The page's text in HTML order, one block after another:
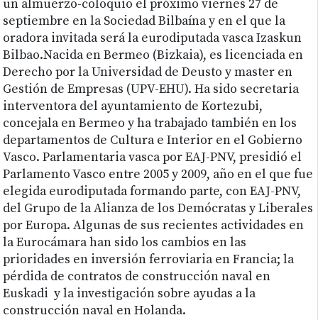
un almuerzo-coloquio el próximo viernes 27 de
septiembre en la Sociedad Bilbaína y en el que la
oradora invitada será la eurodiputada vasca Izaskun
Bilbao.Nacida en Bermeo (Bizkaia), es licenciada en
Derecho por la Universidad de Deusto y master en
Gestión de Empresas (UPV-EHU). Ha sido secretaria
interventora del ayuntamiento de Kortezubi,
concejala en Bermeo y ha trabajado también en los
departamentos de Cultura e Interior en el Gobierno
Vasco. Parlamentaria vasca por EAJ-PNV, presidió el
Parlamento Vasco entre 2005 y 2009, año en el que fue
elegida eurodiputada formando parte, con EAJ-PNV,
del Grupo de la Alianza de los Demócratas y Liberales
por Europa. Algunas de sus recientes actividades en
la Eurocámara han sido los cambios en las
prioridades en inversión ferroviaria en Francia; la
pérdida de contratos de construcción naval en
Euskadi y la investigación sobre ayudas a la
construcción naval en Holanda.